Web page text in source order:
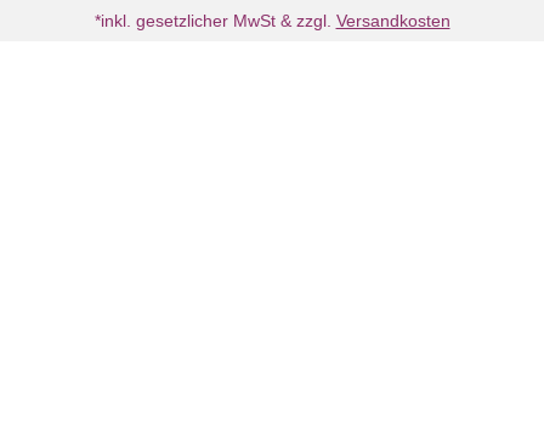
*inkl. gesetzlicher MwSt & zzgl. Versandkosten